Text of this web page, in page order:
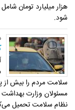
هزار میلیارد تومان
شود.
سلامت مردم را بیش از
مسئولان وزارت بهداشت
نظام سلامت تحمیل